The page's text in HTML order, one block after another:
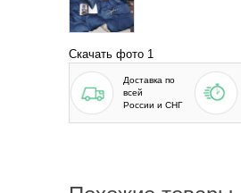
Скачать фото 1
Доставка по
всей
России и СНГ